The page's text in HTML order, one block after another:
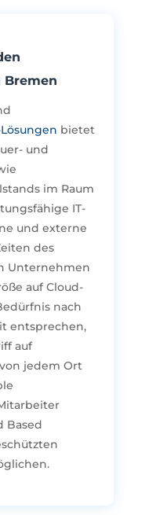
bietet
und
im Raum
IT-
und externe
des
Unternehmen
auf Cloud-
nach
entsprechen,
auf
jedem Ort
Based